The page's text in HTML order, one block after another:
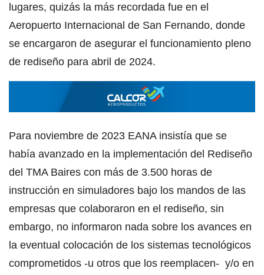
lugares, quizás la más recordada fue en el
Aeropuerto Internacional de San Fernando, donde
se encargaron de asegurar el funcionamiento pleno
de rediseño para abril de 2024.
Para noviembre de 2023 EANA insistía que se
había avanzado en la implementación del Rediseño
del TMA Baires con más de 3.500 horas de
instrucción en simuladores bajo los mandos de las
empresas que colaboraron en el rediseño, sin
embargo, no informaron nada sobre los avances en
la eventual colocación de los sistemas tecnológicos
comprometidos -u otros que los reemplacen- y/o en